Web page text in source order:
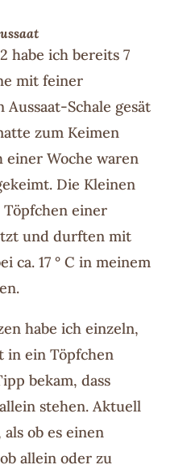
habe ich bereits 7
mit feiner
Schale gesät
zum Keimen
einer Woche waren
Die Kleinen
einer
und durften mit
ca. 17 ° C in meinem
habe ich einzeln,
in ein Töpfchen
bekam, dass
stehen. Aktuell
ob es einen
allein oder zu